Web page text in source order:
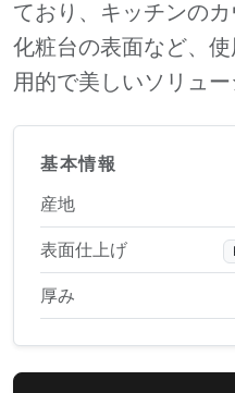
ており、キッチンの
化粧台の表面など、
用的で美しいソリュー
基本情報
産地
表面仕上げ
厚み